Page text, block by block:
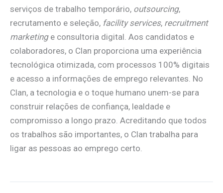
serviços de trabalho temporário, outsourcing,
recrutamento e seleção, facility services, recruitment
marketinge consultoria digital. Aos candidatos e
colaboradores, o Clan proporciona uma experiência
tecnológica otimizada, com processos 100% digitais
e acesso a informações de emprego relevantes. No
Clan, a tecnologia e o toque humano unem-se para
construir relações de confiança, lealdade e
compromisso a longo prazo. Acreditando que todos
os trabalhos são importantes, o Clan trabalha para
ligar as pessoas ao emprego certo.